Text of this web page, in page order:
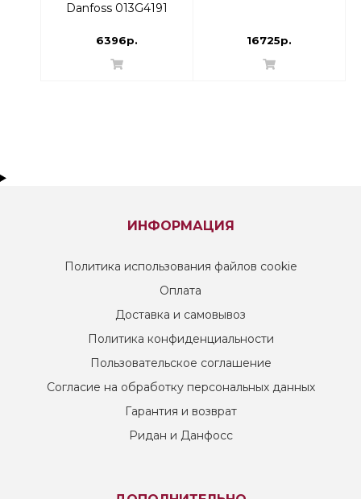
Danfoss 013G4191
6396р. 16725р.
ИНФОРМАЦИЯ
Политика использования файлов cookie
Оплата
Доставка и самовывоз
Политика конфиденциальности
Пользовательское соглашение
Согласие на обработку персональных данных
Гарантия и возврат
Ридан и Данфосс